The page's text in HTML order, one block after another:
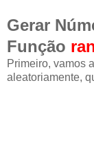
Gerar
Função
Primeiro, vamos
aleatoriamente,